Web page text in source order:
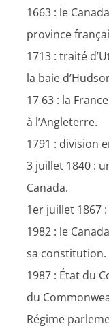
1663 : le
province
1713 : traité
la baie
17 63 : la
à l’Angleterre.
1791 : division
3 juillet 1840 :
Canada.
1er juillet 1867
1982 : le
sa constitution.
1987 : État du
du
Régime